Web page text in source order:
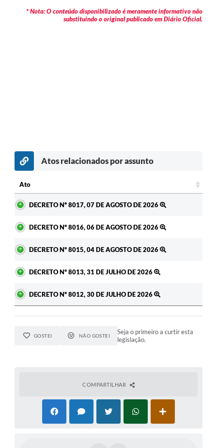
* Nota: O conteúdo disponibilizado é meramente informativo não
substituindo o original publicado em Diário Oficial.
Atos relacionados por assunto
Ato
DECRETO Nº 8017, 07 DE AGOSTO DE 2026
DECRETO Nº 8016, 06 DE AGOSTO DE 2026
DECRETO Nº 8015, 04 DE AGOSTO DE 2026
DECRETO Nº 8013, 31 DE JULHO DE 2026
DECRETO Nº 8012, 30 DE JULHO DE 2026
GOSTEI NÃO GOSTEI
Seja o primeiro a curtir esta
legislação.
COMPARTILHAR